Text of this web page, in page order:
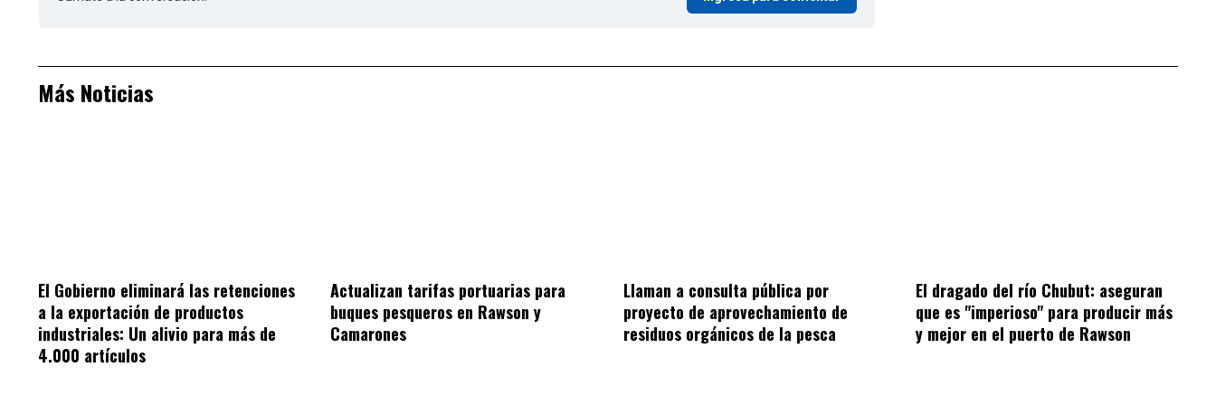
Más Noticias
El Gobierno eliminará las retenciones
a la exportación de productos
industriales: Un alivio para más de
4.000 artículos
Actualizan tarifas portuarias para
buques pesqueros en Rawson y
Camarones
Llaman a consulta pública por
proyecto de aprovechamiento de
residuos orgánicos de la pesca
El dragado del río Chubut: aseguran
que es "imperioso" para producir más
y mejor en el puerto de Rawson